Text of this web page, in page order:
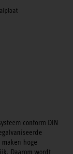
conform DIN
hoge
Daarom wordt